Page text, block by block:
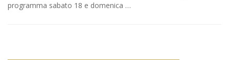
programma sabato 18 e domenica …